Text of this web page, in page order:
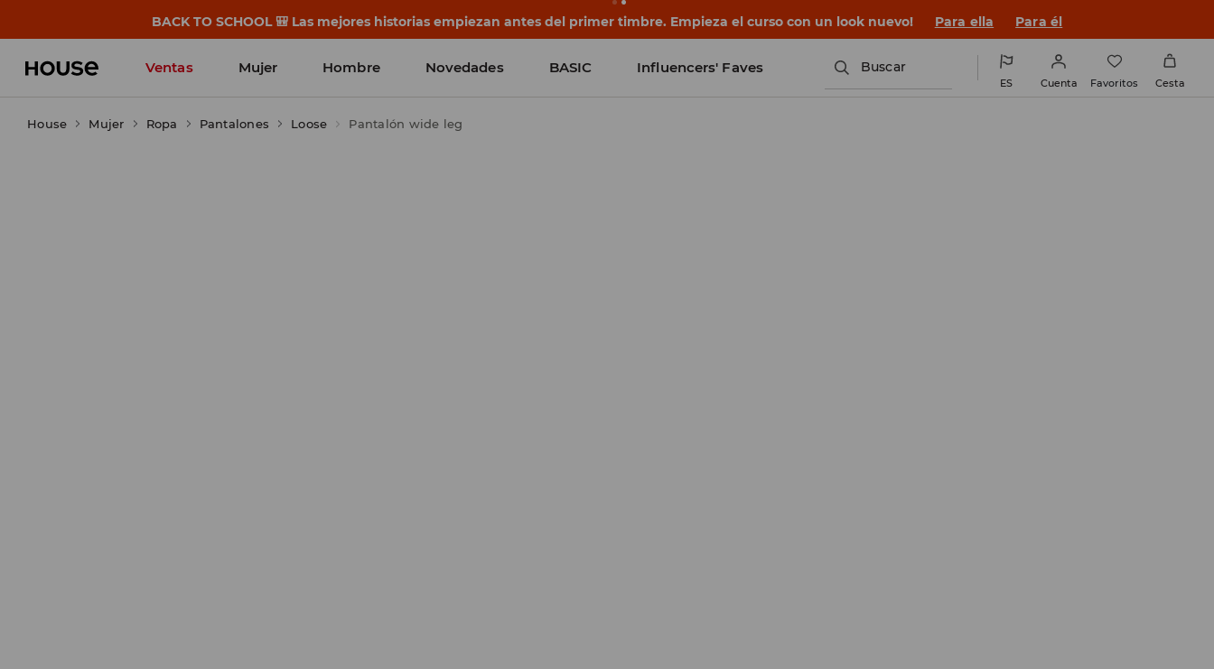
BACK TO SCHOOL 🎒 Las mejores historias empiezan antes del primer timbre. Empieza el curso con un look nuevo! Para ella Para él
Ventas Mujer Hombre Novedades BASIC Influencers' Faves Buscar
ES Cuenta Favoritos Cesta
House Mujer Ropa Pantalones Loose Pantalón wide leg